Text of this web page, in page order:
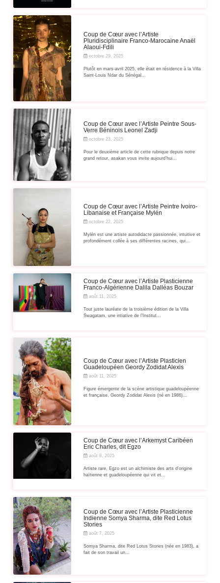
Coup de Cœur avec l’Artiste
Pluridisciplinaire Franco-Marocaine Anaël
Alaoui-Fdili
octobre 29, 2025
Plutôt en mars-avril 2025, elle était en résidence à la Villa
Saint-Louis Ndar du Sénégal...
Coup de Cœur avec l’Artiste Peintre Sous-
Verre Béninois Leonel Zadji
octobre 23, 2025
Pour le deuxième article de cette rubrique depuis notre
grand retour, asakan vous invite aujourd’hui...
Coup de Cœur avec l’Artiste Peintre Ivoiro-
Libanaise et Française Mylén
octobre 22, 2025
Mylén est une artiste autodidacte passionnée, intuitive et
profondément collée à ses différentes racines, qui...
Coup de Cœur avec l’Artiste Plasticienne
Franco-Algérienne Dalila Dalléas Bouzar
août 11, 2025
Tout juste lauréate de la troisième édition de la Villa
Swagatam, une intiative de l’Institut...
Coup de Cœur avec l’Artiste Plasticien
Guadeloupéen Geordy Zodidat Alexis
août 11, 2025
Figure émergente de la scène artistique guadeloupéenne
et française, Geordy Zodidat Alexis (né en 1986)...
Coup de Cœur avec l’Arkemyst Caribéen
Eric Charles, dit Egzo
août 8, 2025
Artiste rare, Egzo est un alchimiste des arts d’origine
haïtienne et guadeloupéenne qui vit et...
Coup de Cœur avec l’Artiste Plasticienne
Indienne Somya Sharma, dite Red Lotus
Stories
août 7, 2025
Somya Sharma, dite Red Lotus Stories (née en 1983), a
fait de son travail un...